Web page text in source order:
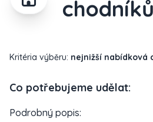
chodníků
Kritéria výběru: nejnižší nabídková
Co potřebujeme udělat:
Podrobný popis: